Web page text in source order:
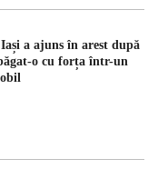
a ajuns în arest după
o cu forța într-un